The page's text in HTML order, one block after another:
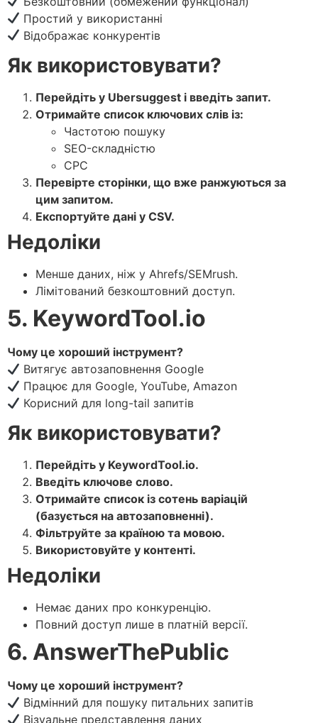
Простий у використанні
Відображає конкурентів
Як використовувати?
Перейдіть у Ubersuggest і введіть запит.
Отримайте список ключових слів із:
Частотою пошуку
SEO-складністю
CPC
Перевірте сторінки, що вже ранжуються за
цим запитом.
Експортуйте дані у CSV.
Недоліки
Менше даних, ніж у Ahrefs/SEMrush.
Лімітований безкоштовний доступ.
5. KeywordTool.io
Чому це хороший інструмент?
Витягує автозаповнення Google
Працює для Google, YouTube, Amazon
Корисний для long-tail запитів
Як використовувати?
Перейдіть у KeywordTool.io.
Введіть ключове слово.
Отримайте список із сотень варіацій
(базується на автозаповненні).
Фільтруйте за країною та мовою.
Використовуйте у контенті.
Недоліки
Немає даних про конкуренцію.
Повний доступ лише в платній версії.
6. AnswerThePublic
Чому це хороший інструмент?
Відмінний для пошуку питальних запитів
Візуальне представлення даних